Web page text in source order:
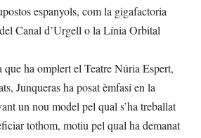
espanyols, com la gigafactoria
Canal d’Urgell o la Línia Orbital
que ha omplert el Teatre Núria Espert,
Junqueras ha posat èmfasi en la
un nou model pel qual s’ha treballat
tothom, motiu pel qual ha demanat